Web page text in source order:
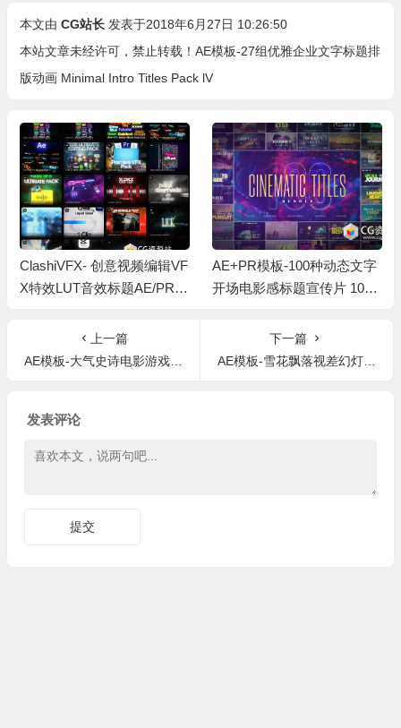
本文由 CG站长 发表于2018年6月27日 10:26:50
本站文章未经许可，禁止转载！ AE模板-27组优雅企业文字标题排
版动画 Minimal Intro Titles Pack lV
ClashiVFX- 创意视频编辑VF
X特效LUT音效标题AE/PR模
AE+PR模板-100种动态文字
开场电影感标题宣传片 100
上一篇
AE模板-大气史诗电影游戏宣传片开场 Intense Teaser Trailer 2
下一篇
AE模板-雪花飘落视差幻灯片文字图片开场 Titles in the Snow
发表评论